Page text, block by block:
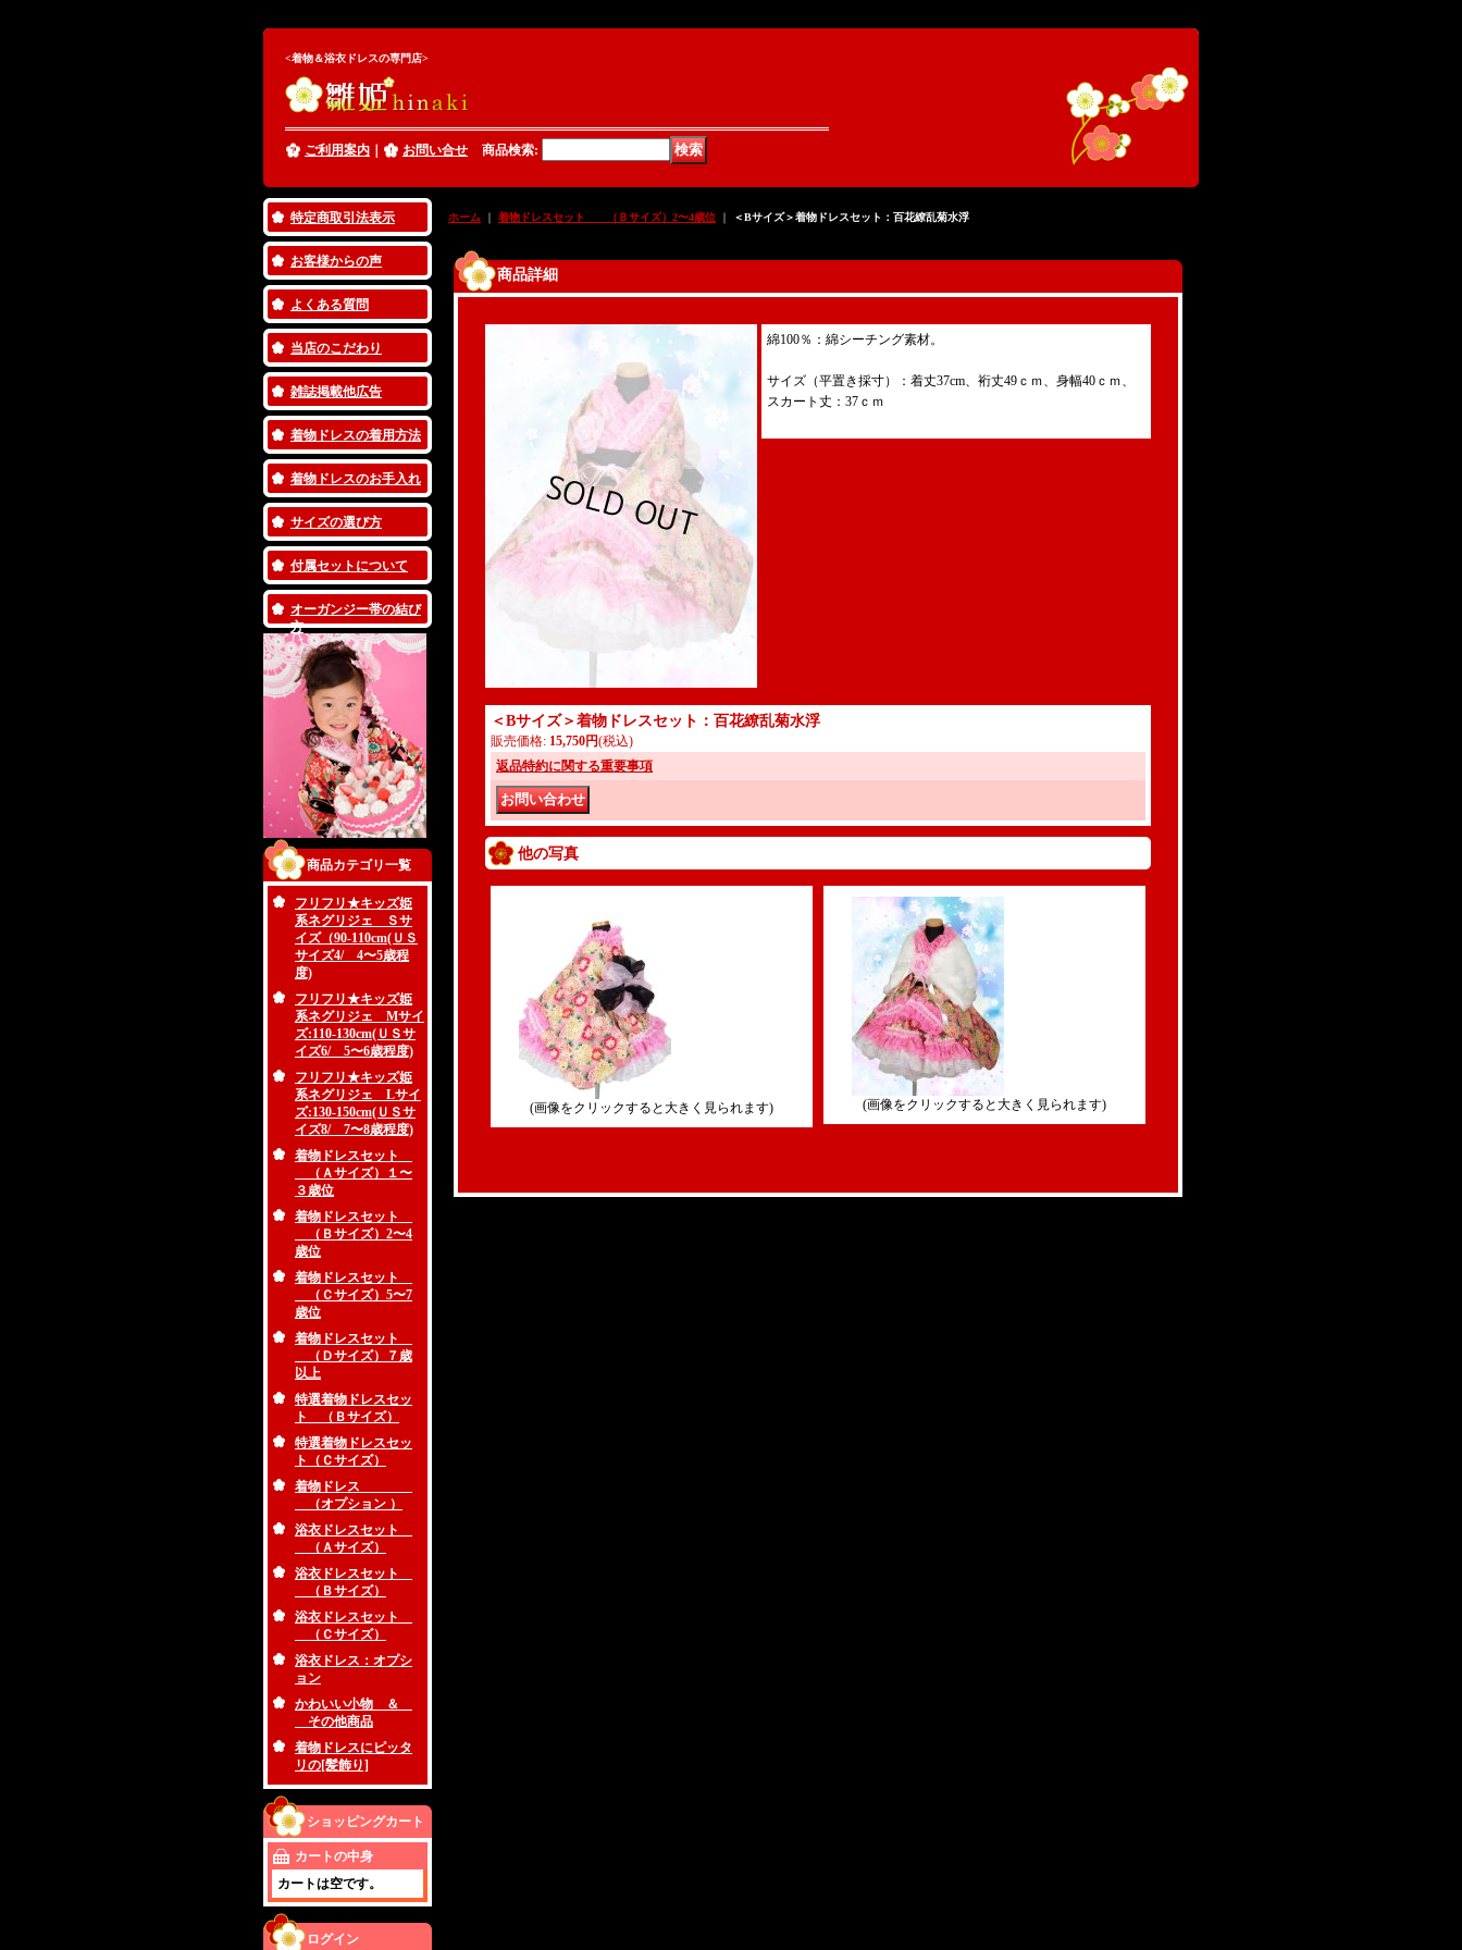
<着物＆浴衣ドレスの専門店>
ご利用案内 お問い合せ 商品検索:
特定商取引法表示
お客様からの声
よくある質問
当店のこだわり
雑誌掲載他広告
着物ドレスの着用方法
着物ドレスのお手入れ
サイズの選び方
付属セットについて
オーガンジー帯の結び
方
商品カテゴリ一覧
フリフリ★キッズ姫
系ネグリジェ Ｓサ
イズ（90-110cm(ＵＳ
サイズ4/ 4〜5歳程
度)
フリフリ★キッズ姫
系ネグリジェ Mサイ
ズ:110-130cm(ＵＳサ
イズ6/ 5〜6歳程度)
フリフリ★キッズ姫
系ネグリジェ Lサイ
ズ:130-150cm(ＵＳサ
イズ8/ 7〜8歳程度)
着物ドレスセット
（Ａサイズ）１〜
３歳位
着物ドレスセット
（Ｂサイズ）2〜4
歳位
着物ドレスセット
（Ｃサイズ）5〜7
歳位
着物ドレスセット
（Ｄサイズ）７歳
以上
特選着物ドレスセッ
ト （Ｂサイズ）
特選着物ドレスセッ
ト（Ｃサイズ）
着物ドレス
（オプション ）
浴衣ドレスセット
（Ａサイズ）
浴衣ドレスセット
（Ｂサイズ）
浴衣ドレスセット
（Ｃサイズ）
浴衣ドレス：オプシ
ョン
かわいい小物 ＆
その他商品
着物ドレスにピッタ
リの[髪飾り]
ショッピングカート
カートの中身
カートは空です。
ログイン
ホーム ｜ 着物ドレスセット （Ｂサイズ）2〜4歳位 ｜ ＜Bサイズ＞着物ドレスセット：百花繚乱菊水浮
商品詳細
綿100％：綿シーチング素材。
サイズ（平置き採寸）：着丈37cm、裄丈49ｃｍ、身幅40ｃｍ、
スカート丈：37ｃｍ
＜Bサイズ＞着物ドレスセット：百花繚乱菊水浮
販売価格: 15,750円(税込)
返品特約に関する重要事項
他の写真
(画像をクリックすると大きく見られます) (画像をクリックすると大きく見られます)